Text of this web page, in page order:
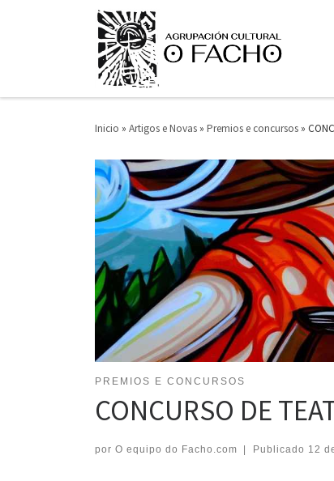
Saltar ao contido
Inicio » Artigos e Novas » Premios e concursos »
PREMIOS E CONCURSOS
CONCURSO DE
por O equipo do Facho.com | Publicado 12